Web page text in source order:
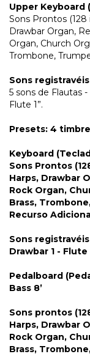
Upper Keyboard
Sons Prontos
Drawbar Organ,
Organ, Church
Trombone,
Sons
5 sons de Flautas -
Flute 1”.
Presets: 4
Keyboard
Sons Prontos
Harps, Drawbar
Rock Organ,
Brass,
Recurso
Sons
Drawbar 1 - Flute
Pedalboard
Bass 8’
Sons prontos
Harps, Drawbar
Rock Organ,
Brass,